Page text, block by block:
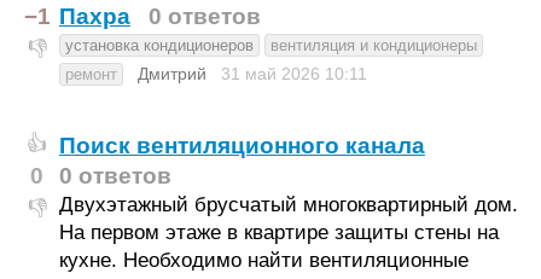
−1
👎
Пахра
0 ответов
установка кондиционеров
вентиляция и кондиционеры
ремонт
Дмитрий 31 май 2026 10:11
👍
0
👎
Поиск вентиляционного канала
0 ответов
Двухэтажный брусчатый многоквартирный дом.
На первом этаже в квартире защиты стены на
кухне. Необходимо найти вентиляционные